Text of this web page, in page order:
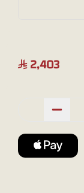
2,403